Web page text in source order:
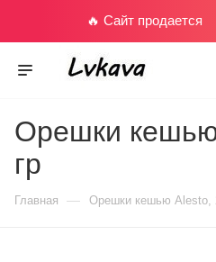
🔥 Сайт продается
Орешки
гр
Главная — Орешки кешью Alesto,